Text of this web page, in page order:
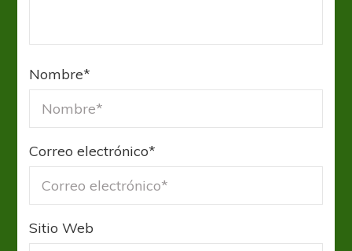
Nombre*
Correo electrónico*
Sitio Web